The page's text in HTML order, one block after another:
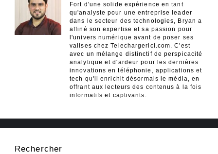
Fort d'une solide expérience en tant
qu'analyste pour une entreprise leader
dans le secteur des technologies, Bryan a
affiné son expertise et sa passion pour
l'univers numérique avant de poser ses
valises chez Telechargerici.com. C'est
avec un mélange distinctif de perspicacité
analytique et d'ardeur pour les dernières
innovations en téléphonie, applications et
tech qu'il enrichit désormais le média, en
offrant aux lecteurs des contenus à la fois
informatifs et captivants.
Rechercher